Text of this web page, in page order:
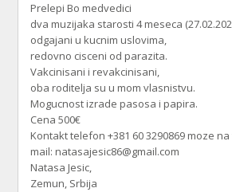
Prelepi Bo medvedici
dva muzijaka starosti 4 meseca
odgajani u kucnim uslovima,
redovno cisceni od parazita.
Vakcinisani i revakcinisani,
oba roditelja su u mom vlasnistvu.
Mogucnost izrade pasosa i papira.
Cena 500€
Kontakt telefon +381 60 3290869 moze
mail: natasajesic86@gmail.com
Natasa Jesic,
Zemun, Srbija